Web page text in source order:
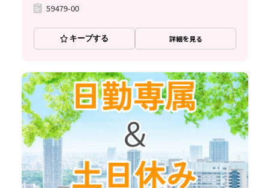
59479-00
キープする 詳細を見る